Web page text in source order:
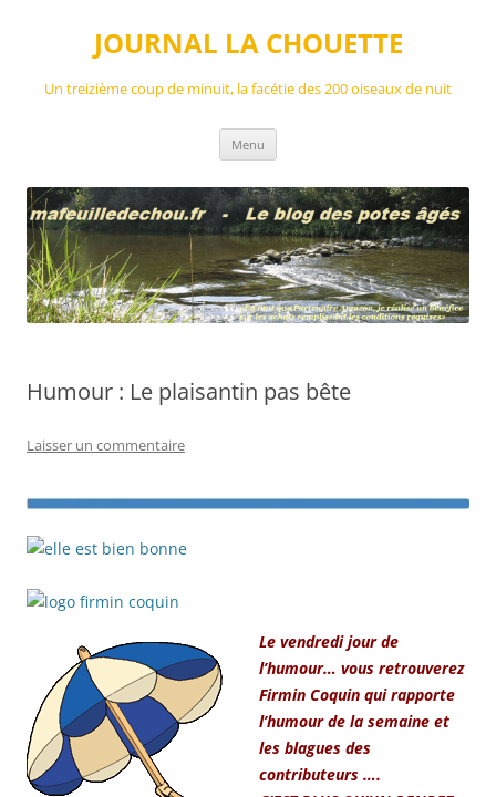
JOURNAL LA CHOUETTE
Un treizième coup de minuit, la facétie des 200 oiseaux de nuit
Menu
Humour : Le plaisantin pas bête
Laisser un commentaire
Le vendredi jour de
l’humour… vous retrouverez
Firmin Coquin qui rapporte
l’humour de la semaine et
les blagues des
contributeurs ….